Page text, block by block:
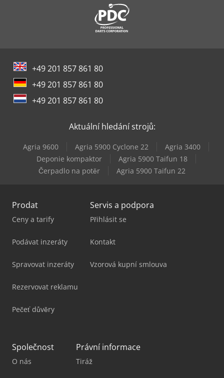
+49 201 857 861 80
+49 201 857 861 80
+49 201 857 861 80
Aktuální hledání strojů:
Agria 9600 Agria 5900 Cyclone 22
Agria 3400
Deponie kompaktor
Agria 5900 Taifun 18
Čerpadlo na potěr
Agria 5900 Taifun 22
Prodat
Ceny a tarify
Podávat inzeráty
Spravovat inzeráty
Rezervovat reklamu
Pečeť důvěry
Servis a podpora
Přihlásit se
Kontakt
Vzorová kupní smlouva
Společnost
O nás
Právní informace
Tiráž